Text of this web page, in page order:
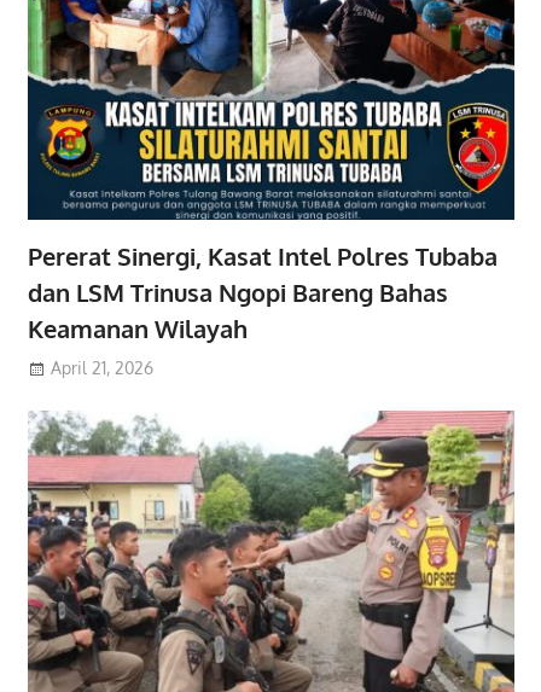
Pererat Sinergi, Kasat Intel Polres Tubaba
dan LSM Trinusa Ngopi Bareng Bahas
Keamanan Wilayah
April 21, 2026